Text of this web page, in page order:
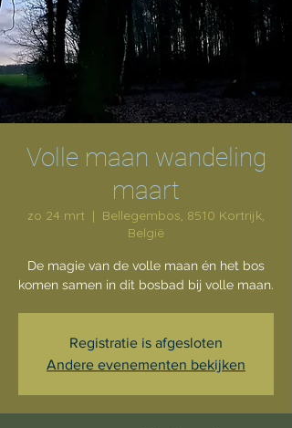
Volle maan wandeling
maart
zo 24 mrt
  |
Bellegembos, 8510 Kortrijk,
België
De magie van de volle maan én het bos
komen samen in dit bosbad bij volle maan.
Registratie is afgesloten
Andere evenementen bekijken